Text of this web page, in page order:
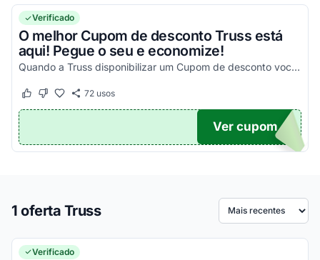
Verificado
O melhor Cupom de desconto Truss está
aqui! Pegue o seu e economize!
Quando a Truss disponibilizar um Cupom de desconto você poderá encontrá-lo aqui!
Este cupom funcionou
Este cupom não funcionou
72usos
TICO
Ver cupom
1 oferta Truss Ordenar por
Verificado